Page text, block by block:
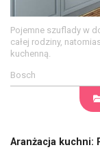
Pojemne szuflady w
całej rodziny,
kuchenną.
Bosch
Aranżacja kuchni: